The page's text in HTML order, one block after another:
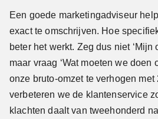
Een goede marketingadviseur
exact te omschrijven. Hoe
beter het werkt. Zeg dus niet ‘Mijn
maar vraag ‘Wat moeten we doen
onze bruto-omzet te verhogen met
verbeteren we de klantenservice
klachten daalt van tweehonderd